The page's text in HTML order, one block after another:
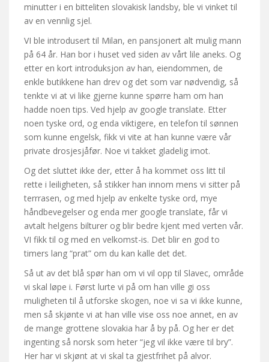
minutter i en bitteliten slovakisk landsby, ble vi vinket til
av en vennlig sjel.
VI ble introdusert til Milan, en pansjonert alt mulig mann
på 64 år. Han bor i huset ved siden av vårt lile aneks. Og
etter en kort introduksjon av han, eiendommen, de
enkle butikkene han drev og det som var nødvendig, så
tenkte vi at vi like gjerne kunne spørre ham om han
hadde noen tips. Ved hjelp av google translate. Etter
noen tyske ord, og enda viktigere, en telefon til sønnen
som kunne engelsk, fikk vi vite at han kunne være vår
private drosjesjåfør. Noe vi takket gladelig imot.
Og det sluttet ikke der, etter å ha kommet oss litt til
rette i leiligheten, så stikker han innom mens vi sitter på
terrrasen, og med hjelp av enkelte tyske ord, mye
håndbevegelser og enda mer google translate, får vi
avtalt helgens bilturer og blir bedre kjent med verten vår.
VI fikk til og med en velkomst-is. Det blir en god to
timers lang “prat” om du kan kalle det det.
Så ut av det blå spør han om vi vil opp til Slavec, område
vi skal løpe i. Først lurte vi på om han ville gi oss
muligheten til å utforske skogen, noe vi sa vi ikke kunne,
men så skjønte vi at han ville vise oss noe annet, en av
de mange grottene slovakia har å by på. Og her er det
ingenting så norsk som heter “jeg vil ikke være til bry”.
Her har vi skjønt at vi skal ta gjestfrihet på alvor.